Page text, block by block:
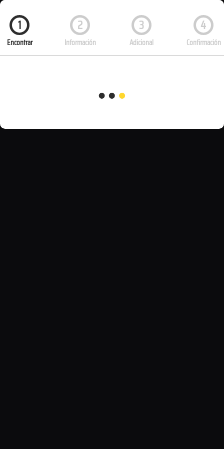
1
Encontrar
2
Información
3
Adicional
4
Confirmación